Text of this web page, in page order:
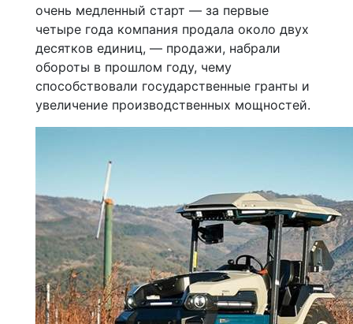
очень медленный старт — за первые
четыре года компания продала около двух
десятков единиц, — продажи, набрали
обороты в прошлом году, чему
способствовали государственные гранты и
увеличение производственных мощностей.